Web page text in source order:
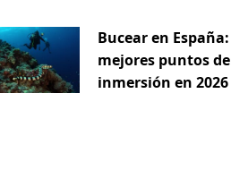
Bucear en España:
mejores puntos de
inmersión en 2026